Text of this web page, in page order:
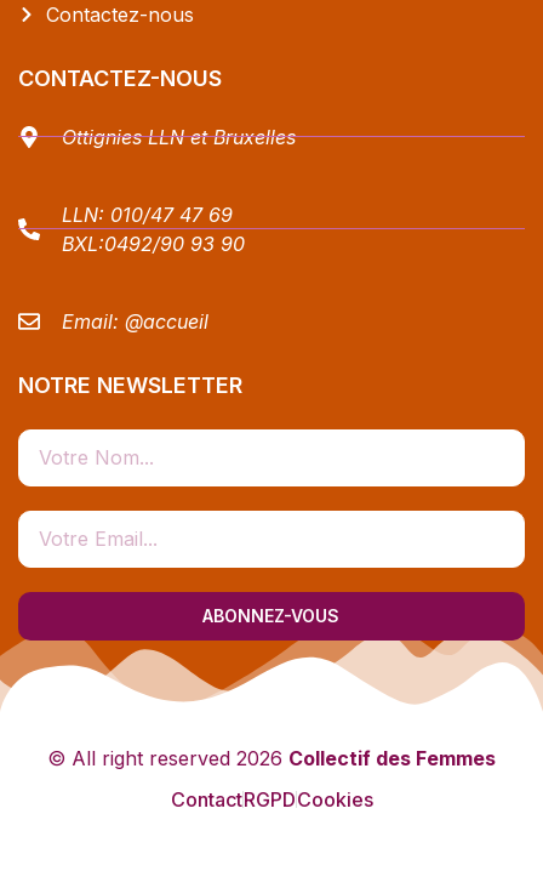
Contactez-nous
CONTACTEZ-NOUS
Ottignies LLN et Bruxelles
LLN: 010/47 47 69
BXL:0492/90 93 90
Email: @accueil
NOTRE NEWSLETTER
ABONNEZ-VOUS
© All right reserved 2026 Collectif des Femmes
ContactRGPDCookies